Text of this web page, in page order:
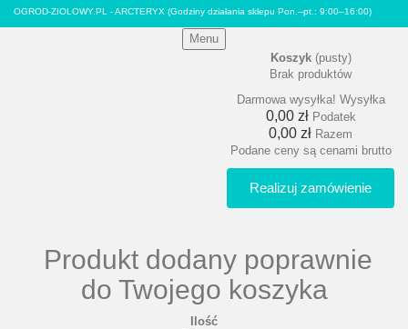
OGROD-ZIOLOWY.PL - ARCTERYX (Godziny działania sklepu Pon.–pt.: 9:00–16:00)
Menu
Koszyk (pusty)
Brak produktów
Darmowa wysyłka! Wysyłka
0,00 zł Podatek
0,00 zł Razem
Podane ceny są cenami brutto
Realizuj zamówienie
Produkt dodany poprawnie
do Twojego koszyka
Ilość